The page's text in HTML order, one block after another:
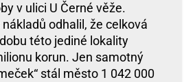
v ulici U Černé věže.
odhalil, že celková
této jediné lokality
korun. Jen samotný
stál město 1 042 000